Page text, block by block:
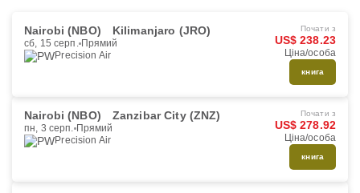
Nairobi (NBO) Kilimanjaro (JRO)
сб, 15 серп. Прямий
Precision Air
Почати з
US$ 238.23
Ціна/особа
книга
Nairobi (NBO) Zanzibar City (ZNZ)
пн, 3 серп. Прямий
Precision Air
Почати з
US$ 278.92
Ціна/особа
книга